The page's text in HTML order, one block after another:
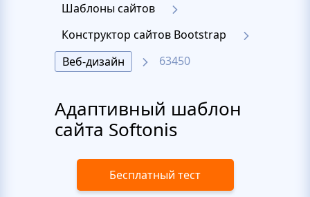
Шаблоны сайтов
Конструктор сайтов Bootstrap
Веб-дизайн
63450
Адаптивный шаблон
сайта Softonis
Бесплатный тест